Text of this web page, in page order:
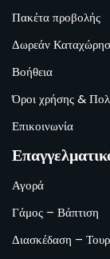
Πακέτα προβολής
Δωρεάν
Βοήθεια
Όροι χρήσης &
Επικοινωνία
Αγορά
Γάμος – Βάπτιση
Διασκέδαση –